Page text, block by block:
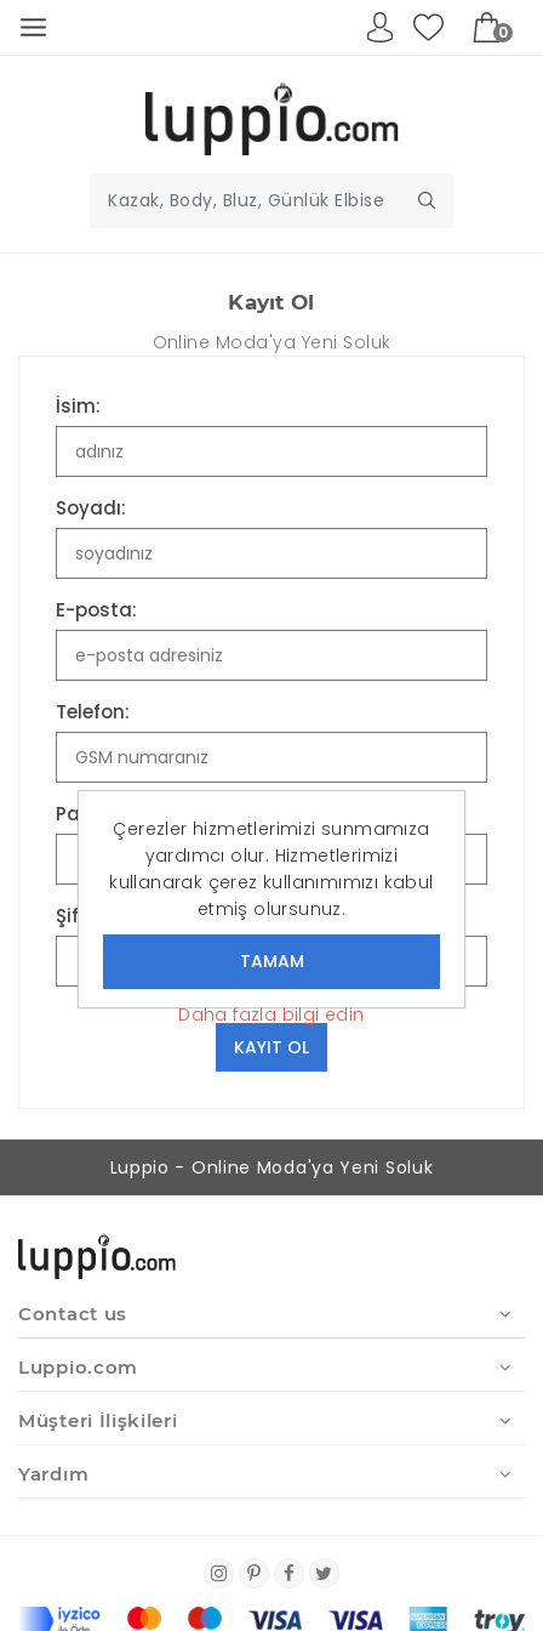
0
Kayıt Ol
Online Moda'ya Yeni Soluk
İsim:
Soyadı:
E-posta:
Telefon:
Parola:
Şifreyi Onayla:
KAYIT OL
Luppio - Online Moda'ya Yeni Soluk
Contact us
Luppio.com
Müşteri İlişkileri
Yardım
Çerezler hizmetlerimizi sunmamıza
yardımcı olur. Hizmetlerimizi
kullanarak çerez kullanımımızı kabul
etmiş olursunuz.
Daha fazla bilgi edin